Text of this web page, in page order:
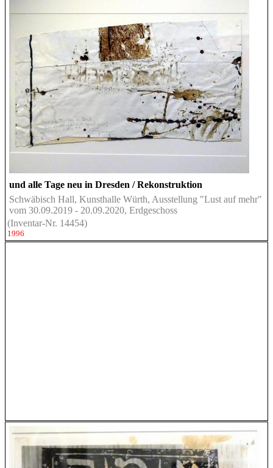
und alle Tage neu in Dresden / Rekonstruktion
Schwäbisch Hall, Kunsthalle Würth, Ausstellung "Lust auf mehr"
vom 30.09.2019 - 20.09.2020, Erdgeschoss
(Inventar-Nr. 14454)
1996